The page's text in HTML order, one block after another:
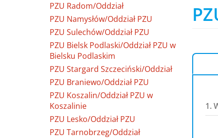
PZU Radom/Oddział
PZU Namysłów/Oddział PZU
PZU Sulechów/Oddział PZU
PZU Bielsk Podlaski/Oddział PZU w
Bielsku Podlaskim
PZU Stargard Szczeciński/Oddział
PZU Braniewo/Oddział PZU
PZU Koszalin/Oddział PZU w
Koszalinie
PZU Lesko/Oddział PZU
PZU Tarnobrzeg/Oddział
1.